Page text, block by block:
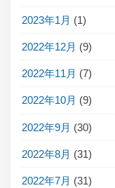
2023年1月 (1)
2022年12月 (9)
2022年11月 (7)
2022年10月 (9)
2022年9月 (30)
2022年8月 (31)
2022年7月 (31)